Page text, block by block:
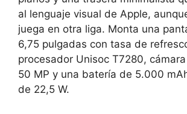
al lenguaje visual de Apple,
juega en otra liga. Monta una
6,75 pulgadas con tasa de
procesador Unisoc T7280,
50 MP y una batería de 5.000
de 22,5 W.